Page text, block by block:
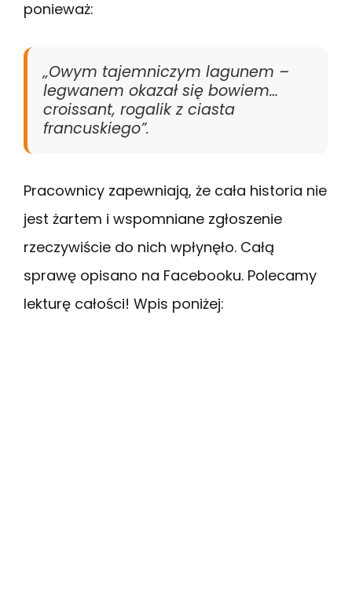
ponieważ:
„Owym tajemniczym lagunem –
legwanem okazał się bowiem…
croissant, rogalik z ciasta
francuskiego”.
Pracownicy zapewniają, że cała historia nie
jest żartem i wspomniane zgłoszenie
rzeczywiście do nich wpłynęło. Całą
sprawę opisano na Facebooku. Polecamy
lekturę całości! Wpis poniżej: